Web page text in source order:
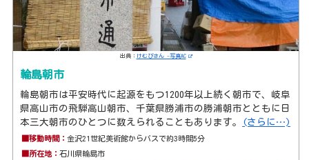
出典： けむぴさん -写真AC
輪島朝市
輪島朝市は平安時代に起源をもつ1200年以上続く朝市で、岐阜
県高山市の飛騨高山朝市、千葉県勝浦市の勝浦朝市とともに日
本三大朝市のひとつに数えられることもあります。
(さらに…)
■移動時間：金沢21世紀美術館からバスで約3時間5分
■所在地：石川県輪島市